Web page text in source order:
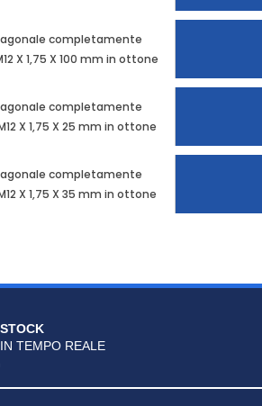
completamente
X 1,75 X 100 mm in ottone
completamente
X 1,75 X 25 mm in ottone
completamente
X 1,75 X 35 mm in ottone
STOCK
IN TEMPO REALE